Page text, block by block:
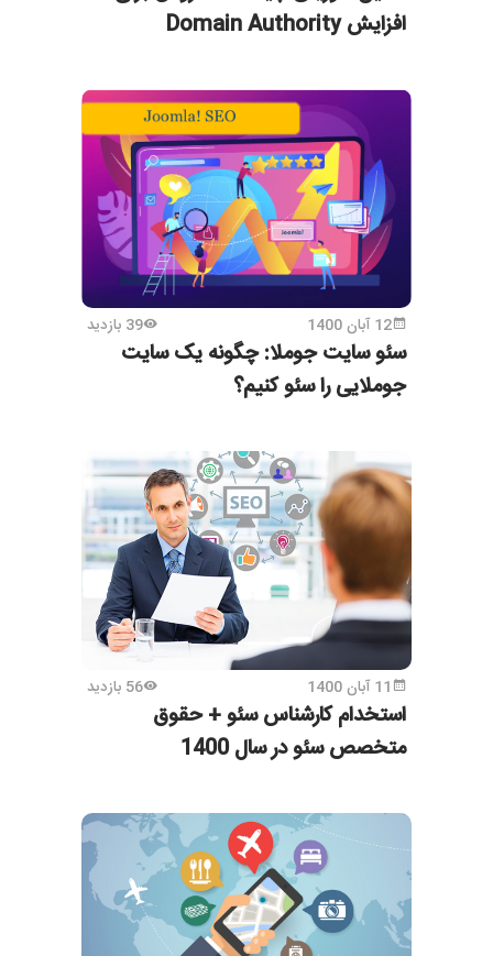
افزایش Domain Authority
12 آبان 1400 39 بازدید
سئو سایت جوملا: چگونه یک سایت
جوملایی را سئو کنیم؟
11 آبان 1400 56 بازدید
استخدام کارشناس سئو + حقوق
متخصص سئو در سال 1400